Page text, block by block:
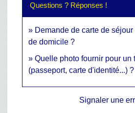
Questions ? Réponses !
Demande de carte de
de domicile ?
Quelle photo fournir pour un
(passeport, carte d'identité...) ?
Signaler une